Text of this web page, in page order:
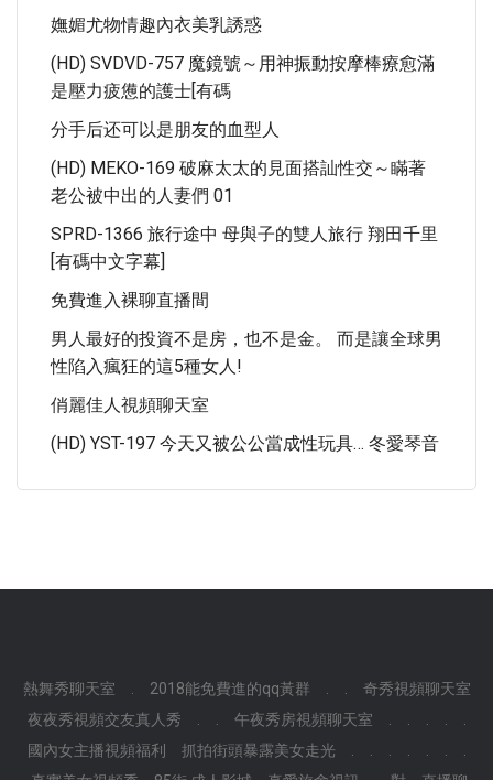
嫵媚尤物情趣內衣美乳誘惑
(HD) SVDVD-757 魔鏡號～用神振動按摩棒療愈滿
是壓力疲憊的護士[有碼
分手后还可以是朋友的血型人
(HD) MEKO-169 破麻太太的見面搭訕性交～瞞著
老公被中出的人妻們 01
SPRD-1366 旅行途中 母與子的雙人旅行 翔田千里
[有碼中文字幕]
免費進入裸聊直播間
男人最好的投資不是房，也不是金。 而是讓全球男
性陷入瘋狂的這5種女人!
俏麗佳人視頻聊天室
(HD) YST-197 今天又被公公當成性玩具… 冬愛琴音
熱舞秀聊天室 2018能免費進的qq黃群
奇秀視頻聊天室
夜夜秀視頻交友真人秀
午夜秀房視頻聊天室
國內女主播視頻福利
抓拍街頭暴露美女走光